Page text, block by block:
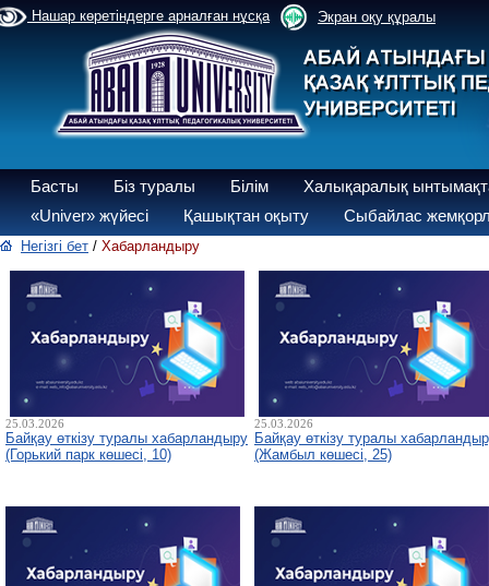
Нашар көретіндерге арналған нұсқа Экран оқу құралы
Басты Біз туралы Білім
Халықаралық
«Univer» жүйесі
Қашықтан оқыту Сыбайлас
Негізгі бет / Хабарландыру
25.03.2026
Байқау өткізу туралы хабарландыру
(Горький парк көшесі, 10)
25.03.2026
Байқау өткізу туралы
(Жамбыл көшесі, 25)